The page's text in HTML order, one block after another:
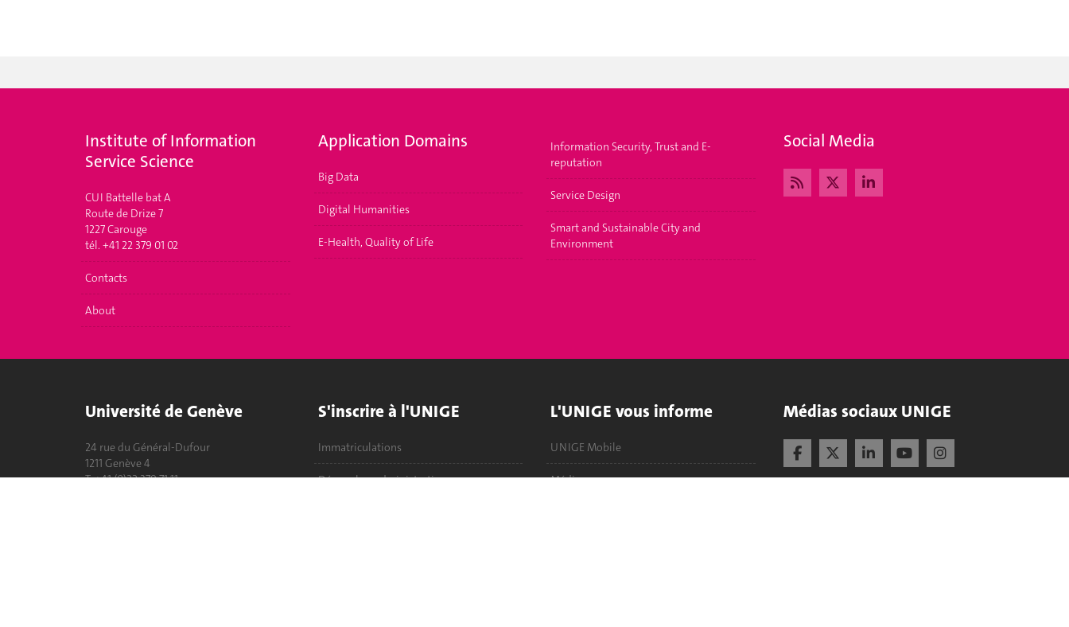
Institute of Information
Service Science
CUI Battelle bat A
Route de Drize 7
1227 Carouge
tél. +41 22 379 01 02
Contacts
About
Application Domains
Big Data
Digital Humanities
E-Health, Quality of Life
Information Security, Trust and E-
reputation
Service Design
Smart and Sustainable City and
Environment
Social Media
Université de Genève
24 rue du Général-Dufour
1211 Genève 4
T. +41 (0)22 379 71 11
S'inscrire à l'UNIGE
Immatriculations
Démarches administratives
L'UNIGE vous informe
UNIGE Mobile
Médias
Médias sociaux UNIGE